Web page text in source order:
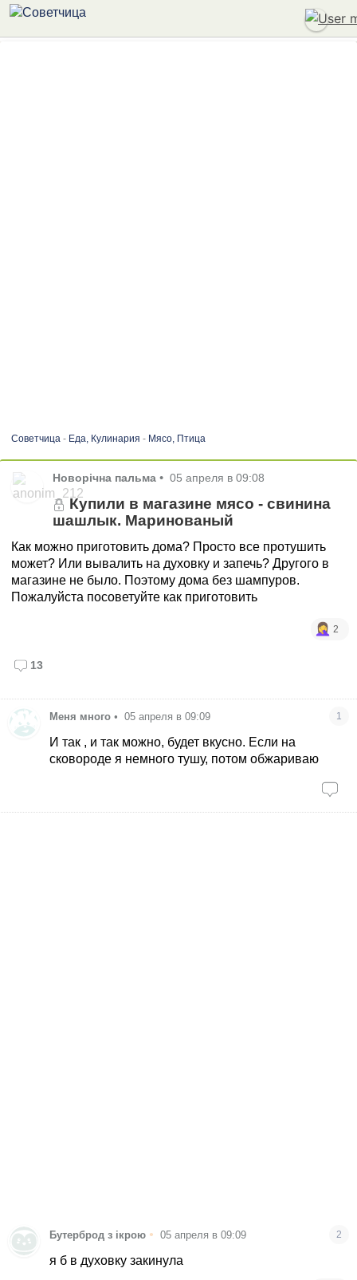
Советчица- Еда, Кулинария - Мясо, Птица
Новорічна пальма • 05 апреля в 09:08
Купили в магазине мясо - свинина
шашлык. Маринованый
Как можно приготовить дома? Просто все протушить
может? Или вывалить на духовку и запечь? Другого в
магазине не было. Поэтому дома без шампуров.
Пожалуйста посоветуйте как приготовить
2
13
Меня много • 05 апреля в 09:09 1
И так , и так можно, будет вкусно. Если на
сковороде я немного тушу, потом обжариваю
Бутерброд з ікрою • 05 апреля в 09:09 2
я б в духовку закинула